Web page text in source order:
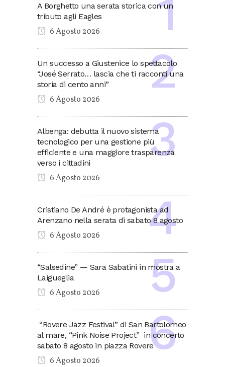
A Borghetto una serata storica con un
tributo agli Eagles
6 Agosto 2026
Un successo a Giustenice lo spettacolo
“José Serrato… lascia che ti racconti una
storia di cento anni”
6 Agosto 2026
Albenga: debutta il nuovo sistema
tecnologico per una gestione più
efficiente e una maggiore trasparenza
verso i cittadini
6 Agosto 2026
Cristiano De André è protagonista ad
Arenzano nella serata di sabato 8 agosto
6 Agosto 2026
“Salsedine” — Sara Sabatini in mostra a
Laigueglia
6 Agosto 2026
“Rovere Jazz Festival” di San Bartolomeo
al mare, “Pink Noise Project” in concerto
sabato 8 agosto in piazza Rovere
6 Agosto 2026